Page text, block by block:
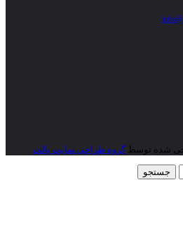
شده توسطگروه طراحی سایت پالت
جستجو